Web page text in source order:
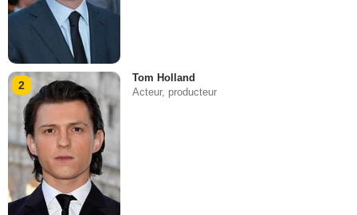
2
Tom Holland
Acteur, producteur